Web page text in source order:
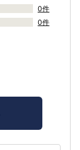
0件
0件